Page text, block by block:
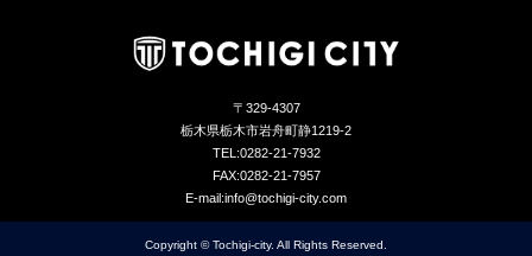
〒329-4307
栃木県栃木市岩舟町静1219-2
TEL:0282-21-7932
FAX:0282-21-7957
E-mail:info@tochigi-city.com
Copyright © Tochigi-city. All Rights Reserved.